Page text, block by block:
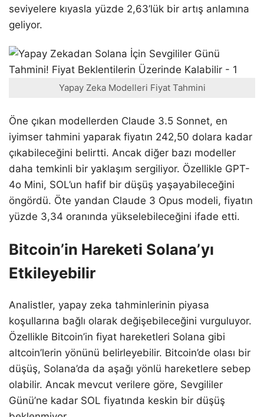
seviyelere kıyasla yüzde 2,63’lük bir artış anlamına
geliyor.
Yapay Zeka Modelleri Fiyat Tahmini
Öne çıkan modellerden Claude 3.5 Sonnet, en
iyimser tahmini yaparak fiyatın 242,50 dolara kadar
çıkabileceğini belirtti. Ancak diğer bazı modeller
daha temkinli bir yaklaşım sergiliyor. Özellikle GPT-
4o Mini, SOL’un hafif bir düşüş yaşayabileceğini
öngördü. Öte yandan Claude 3 Opus modeli, fiyatın
yüzde 3,34 oranında yükselebileceğini ifade etti.
Bitcoin’in Hareketi Solana’yı
Etkileyebilir
Analistler, yapay zeka tahminlerinin piyasa
koşullarına bağlı olarak değişebileceğini vurguluyor.
Özellikle Bitcoin’in fiyat hareketleri Solana gibi
altcoin’lerin yönünü belirleyebilir. Bitcoin’de olası bir
düşüş, Solana’da da aşağı yönlü hareketlere sebep
olabilir. Ancak mevcut verilere göre, Sevgililer
Günü’ne kadar SOL fiyatında keskin bir düşüş